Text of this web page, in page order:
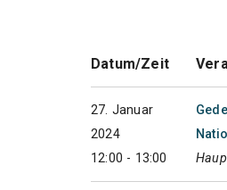
Datum/Zeit
27. Januar
2024
12:00 - 13:00